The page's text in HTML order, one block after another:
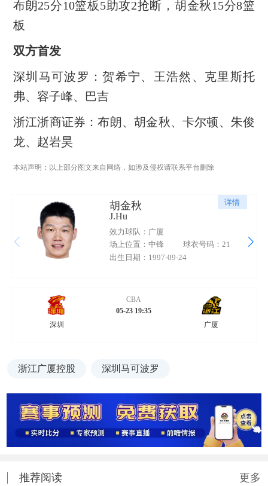
布朗25分10篮板5助攻2抢断，胡金秋15分8篮
板
双方首发
深圳马可波罗：贺希宁、王浩然、克里斯托
弗、容子峰、巴吉
浙江浙商证券：布朗、胡金秋、卡尔顿、朱俊
龙、赵岩昊
本站声明：以上部分图文来自网络，如涉及侵权请联系平台删除
详情
胡金秋
J.Hu
效力球队：广厦
场上位置：中锋
球衣号码：21
出生日期：1997-09-24
深圳
CBA
05-23 19:35
广厦
浙江广厦控股 深圳马可波罗
推荐阅读 更多